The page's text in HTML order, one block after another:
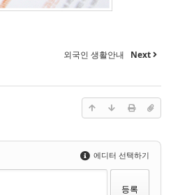
외국인 생활안내 Next
에디터 선택하기